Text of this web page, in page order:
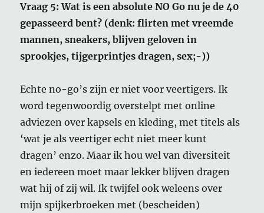
Vraag 5: Wat is een absolute NO Go nu je de 40
gepasseerd bent? (denk: flirten met vreemde
mannen, sneakers, blijven geloven in
sprookjes, tijgerprintjes dragen, sex;-))
Echte no-go’s zijn er niet voor veertigers. Ik
word tegenwoordig overstelpt met online
adviezen over kapsels en kleding, met titels als
‘wat je als veertiger echt niet meer kunt
dragen’ enzo. Maar ik hou wel van diversiteit
en iedereen moet maar lekker blijven dragen
wat hij of zij wil. Ik twijfel ook weleens over
mijn spijkerbroeken met (bescheiden)